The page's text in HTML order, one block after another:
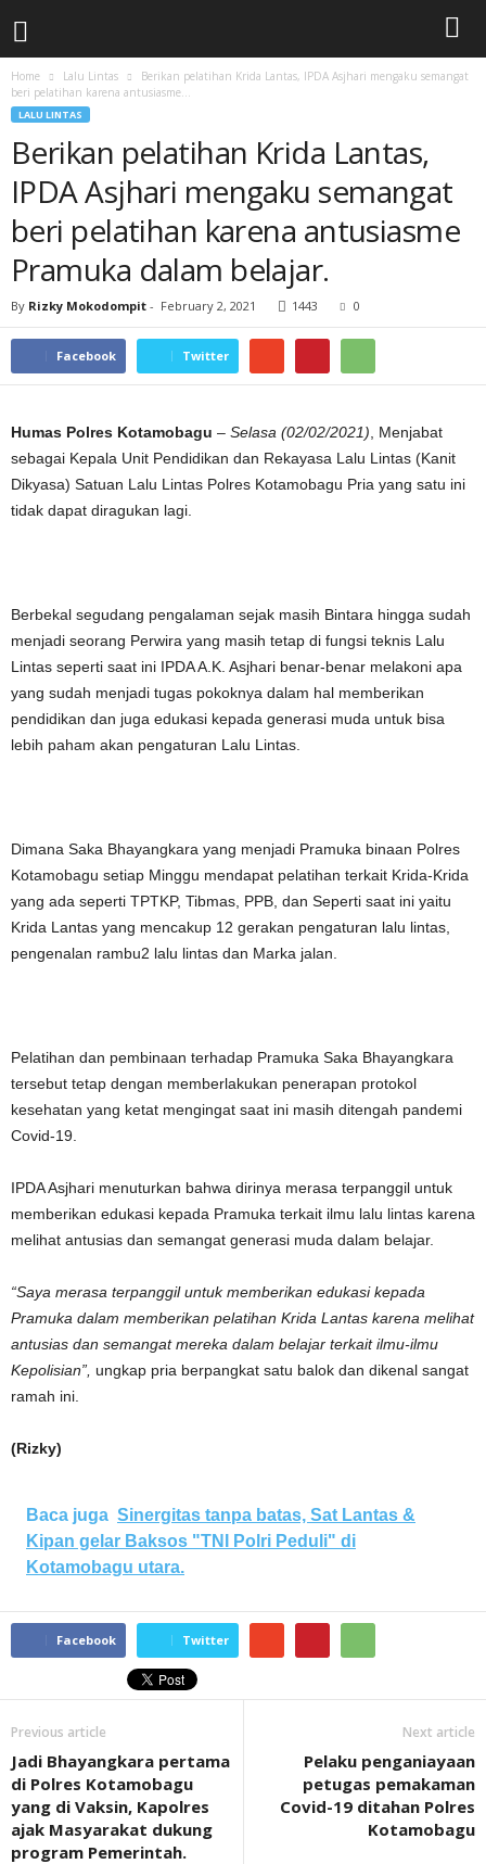
Home Lalu Lintas
Berikan pelatihan Krida Lantas, IPDA Asjhari mengaku semangat
beri pelatihan karena antusiasme...
LALU LINTAS
Berikan pelatihan Krida Lantas,
IPDA Asjhari mengaku semangat
beri pelatihan karena antusiasme
Pramuka dalam belajar.
By Rizky Mokodompit - February 2, 2021 1443 0
Facebook Twitter
Humas Polres Kotamobagu – Selasa (02/02/2021) , Menjabat
sebagai Kepala Unit Pendidikan dan Rekayasa Lalu Lintas (Kanit
Dikyasa) Satuan Lalu Lintas Polres Kotamobagu Pria yang satu ini
tidak dapat diragukan lagi.
Berbekal segudang pengalaman sejak masih Bintara hingga sudah
menjadi seorang Perwira yang masih tetap di fungsi teknis Lalu
Lintas seperti saat ini IPDA A.K. Asjhari benar-benar melakoni apa
yang sudah menjadi tugas pokoknya dalam hal memberikan
pendidikan dan juga edukasi kepada generasi muda untuk bisa
lebih paham akan pengaturan Lalu Lintas.
Dimana Saka Bhayangkara yang menjadi Pramuka binaan Polres
Kotamobagu setiap Minggu mendapat pelatihan terkait Krida-Krida
yang ada seperti TPTKP, Tibmas, PPB, dan Seperti saat ini yaitu
Krida Lantas yang mencakup 12 gerakan pengaturan lalu lintas,
pengenalan rambu2 lalu lintas dan Marka jalan.
Pelatihan dan pembinaan terhadap Pramuka Saka Bhayangkara
tersebut tetap dengan memberlakukan penerapan protokol
kesehatan yang ketat mengingat saat ini masih ditengah pandemi
Covid-19.
IPDA Asjhari menuturkan bahwa dirinya merasa terpanggil untuk
memberikan edukasi kepada Pramuka terkait ilmu lalu lintas karena
melihat antusias dan semangat generasi muda dalam belajar.
“Saya merasa terpanggil untuk memberikan edukasi kepada
Pramuka dalam memberikan pelatihan Krida Lantas karena melihat
antusias dan semangat mereka dalam belajar terkait ilmu-ilmu
Kepolisian”, ungkap pria berpangkat satu balok dan dikenal sangat
ramah ini.
(Rizky)
Baca juga Sinergitas tanpa batas, Sat Lantas &
Kipan gelar Baksos "TNI Polri Peduli" di
Kotamobagu utara.
Facebook Twitter
Previous article
Jadi Bhayangkara pertama
di Polres Kotamobagu
yang di Vaksin, Kapolres
ajak Masyarakat dukung
program Pemerintah.
Next article
Pelaku penganiayaan
petugas pemakaman
Covid-19 ditahan Polres
Kotamobagu